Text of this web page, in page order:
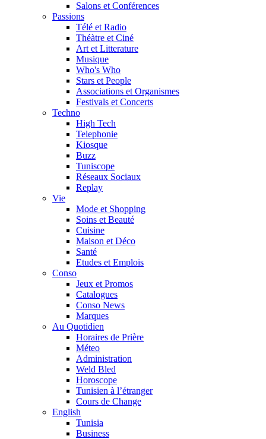
Salons et Conférences
Passions
Télé et Radio
Théàtre et Ciné
Art et Litterature
Musique
Who's Who
Stars et People
Associations et Organismes
Festivals et Concerts
Techno
High Tech
Telephonie
Kiosque
Buzz
Tuniscope
Réseaux Sociaux
Replay
Vie
Mode et Shopping
Soins et Beauté
Cuisine
Maison et Déco
Santé
Etudes et Emplois
Conso
Jeux et Promos
Catalogues
Conso News
Marques
Au Quotidien
Horaires de Prière
Méteo
Administration
Weld Bled
Horoscope
Tunisien à l’étranger
Cours de Change
English
Tunisia
Business